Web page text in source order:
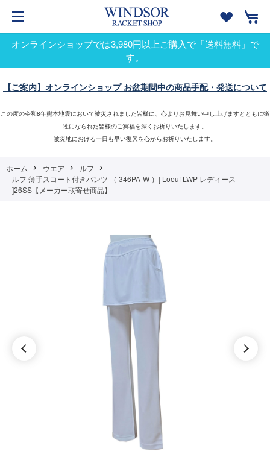
オンラインショップでは3,980円以上ご購入で「送料無料」で
す。
【ご案内】オンラインショップ お盆期間中の商品手配・発送について
この度の令和8年熊本地震において被災されました皆様に、心よりお見舞い申し上げますとともに犠
牲になられた皆様のご冥福を深くお祈りいたします。
被災地における一日も早い復興を心からお祈りいたします。
ホーム ウエア
ルフ
ルフ 薄手スコート付きパンツ （ 346PA-W ）[ Loeuf LWP レディース
]26SS【メーカー取寄せ商品】